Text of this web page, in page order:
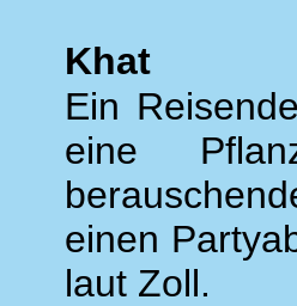
Khat
Ein
eine
einen
laut Zoll.